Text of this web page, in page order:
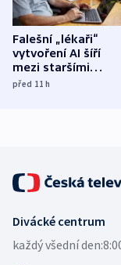
Falešní „lékaři“
vytvoření AI šíří
mezi staršími
Poláky nebezpečné
před 11h
Divácké centrum
každý všední den: